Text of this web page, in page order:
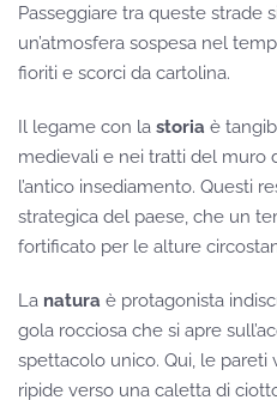
Passeggiare tra queste strade
un’atmosfera sospesa nel
fioriti e scorci da cartolina.
Il legame con la storia è
medievali e nei tratti del muro
l’antico insediamento. Questi
strategica del paese, che un
fortificato per le alture
La natura è protagonista
gola rocciosa che si apre
spettacolo unico. Qui, le
ripide verso una caletta di